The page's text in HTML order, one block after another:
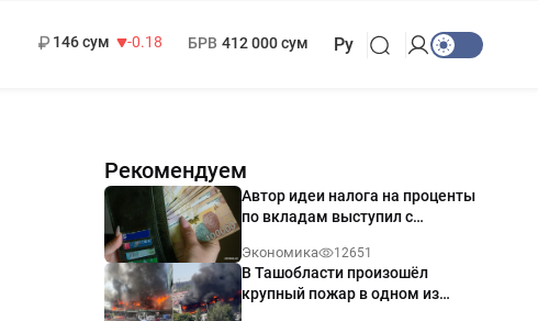
146 сум
-0.18
БРВ 412 000 сум Ру
Рекомендуем
Автор идеи налога на проценты
по вкладам выступил с
Экономика 12651
В Ташобласти произошёл
крупный пожар в одном из